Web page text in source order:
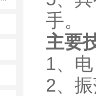
手。
主要
1、
2、